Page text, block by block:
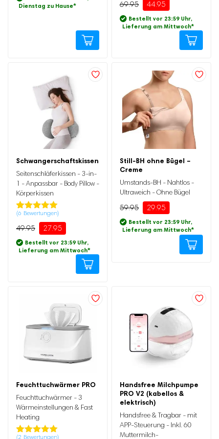
Dienstag zu Hause*
basierend
auf
Kundenbewertung
69.95 44.95
Bestellt vor 23:59 Uhr,
Lieferung am Mittwoch*
Schwangerschaftskissen
Seitenschläferkissen - 3-in-
1 - Anpassbar - Body Pillow -
Körperkissen
Bewertet mit
5.00 von 5,
basierend
auf
6
Kundenbewertung
(6 Bewertungen)
49.95
Ursprünglicher
war:
49.95
27.95
Aktueller
ist:
27.95.
Bestellt vor 23:59 Uhr,
Lieferung am Mittwoch*
Still-BH ohne Bügel –
Creme
Umstands-BH - Nahtlos -
Ultraweich - Ohne Bügel
59.95
Ursprünglicher
Preis
29.95
Aktueller
Preis
Bestellt vor 23:59 Uhr,
Lieferung am Mittwoch*
Varianten
auf.
Optionen
auf
der
Produktseite
gewählt
Feuchttuchwärmer PRO
Feuchttuchwärmer - 3
Wärmeinstellungen & Fast
Heating
(2 Bewertungen)
war:
69.95
ist:
44.95.
Handsfree Milchpumpe
PRO V2 (kabellos &
elektrisch)
Handsfree & Tragbar - mit
APP-Steuerung - Inkl. 60
Muttermilch-
Ursprünglicher
Preis
war:
89.95
Aktueller
Preis
ist:
79.95.